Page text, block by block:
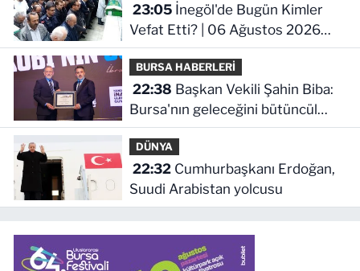
23:05İnegöl'de Bugün Kimler
Vefat Etti? | 06 Ağustos 2026
Perşembe
BURSA HABERLERİ
22:38
Bursa'nın geleceğini bütüncül
anlayışla planlıyoruz
DÜNYA
22:32Cumhurbaşkanı Erdoğan,
Suudi Arabistan yolcusu